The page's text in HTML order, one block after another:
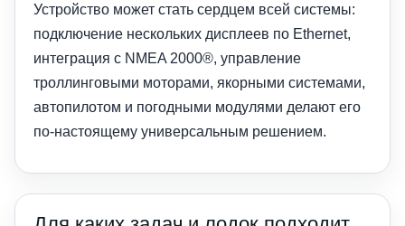
Устройство может стать сердцем всей системы:
подключение нескольких дисплеев по Ethernet,
интеграция с NMEA 2000®, управление
троллинговыми моторами, якорными системами,
автопилотом и погодными модулями делают его
по-настоящему универсальным решением.